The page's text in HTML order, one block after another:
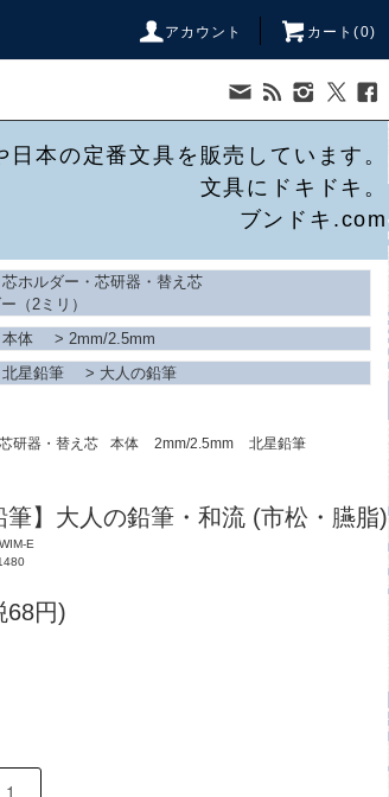
アカウント カート(0)
日本の定番文具を販売しています。
文具にドキドキ。
ブンドキ.com
芯ホルダー・芯研器・替え芯
（2ミリ）
本体 > 2mm/2.5mm
北星鉛筆 > 大人の鉛筆
研器・替え芯 本体 2mm/2.5mm
北星鉛筆
筆】大人の鉛筆・和流 (市松・臙脂)
E
68円)